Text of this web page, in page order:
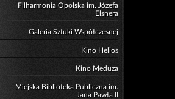
Filharmonia Opolska im. Józefa
Elsnera
Galeria Sztuki Współczesnej
Kino Helios
Kino Meduza
Miejska Biblioteka Publiczna im.
Jana Pawła II